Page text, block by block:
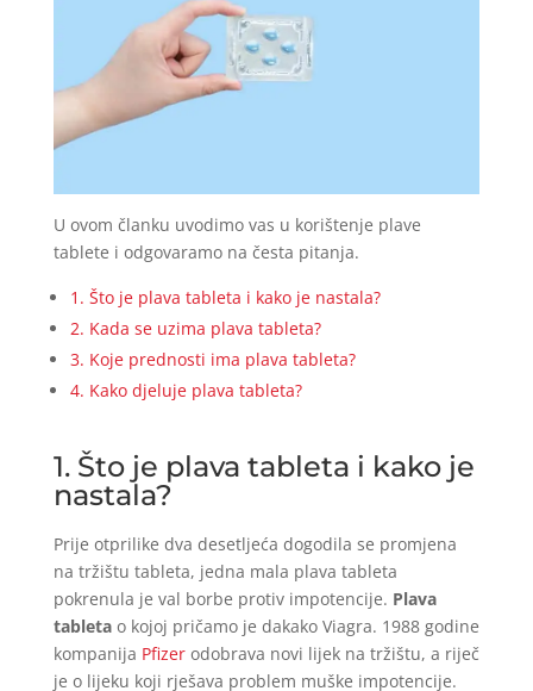
U ovom članku uvodimo vas u korištenje plave
tablete i odgovaramo na česta pitanja.
1. Što je plava tableta i kako je nastala?
2. Kada se uzima plava tableta?
3. Koje prednosti ima plava tableta?
4. Kako djeluje plava tableta?
1. Što je plava tableta i kako je
nastala?
Prije otprilike dva desetljeća dogodila se promjena
na tržištu tableta, jedna mala plava tableta
pokrenula je val borbe protiv impotencije. Plava
tabletao kojoj pričamo je dakako Viagra. 1988 godine
kompanija Pfizerodobrava novi lijek na tržištu, a riječ
je o lijeku koji rješava problem muške impotencije.